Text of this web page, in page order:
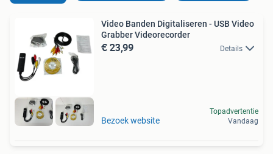
Video Banden Digitaliseren - USB Video
Grabber Videorecorder
€ 23,99 Details
Bezoek website
Topadvertentie
Vandaag